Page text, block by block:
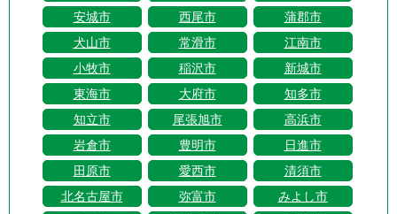
安城市
西尾市
蒲郡市
犬山市
常滑市
江南市
小牧市
稲沢市
新城市
東海市
大府市
知多市
知立市
尾張旭市
高浜市
岩倉市
豊明市
日進市
田原市
愛西市
清須市
北名古屋市
弥富市
みよし市